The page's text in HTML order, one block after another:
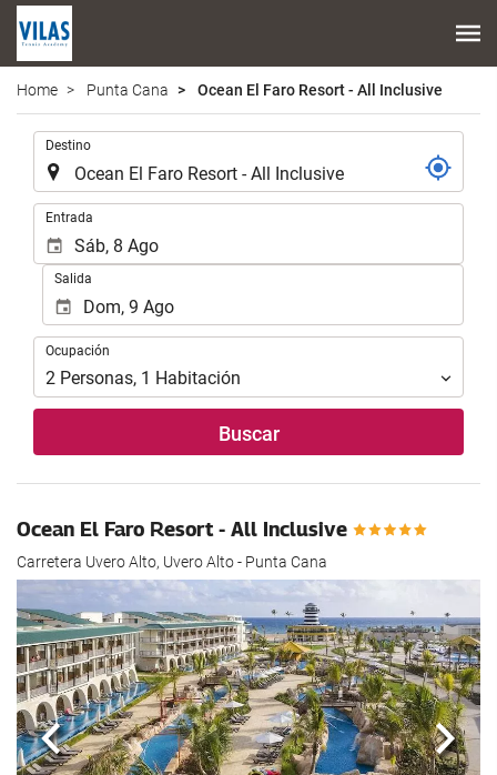
Home Punta Cana Ocean El Faro Resort - All Inclusive
Destino
Entrada
Salida
Ocupación
Ocupación
2 Personas, 1 Habitación
Buscar
Ocean El Faro Resort - All Inclusive
Carretera Uvero Alto, Uvero Alto - Punta Cana
Anterior